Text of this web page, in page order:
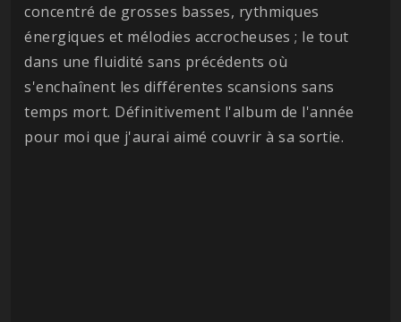
concentré de grosses basses, rythmiques
énergiques et mélodies accrocheuses ; le tout
dans une fluidité sans précédents où
s'enchaînent les différentes scansions sans
temps mort. Définitivement l'album de l'année
pour moi que j'aurai aimé couvrir à sa sortie.